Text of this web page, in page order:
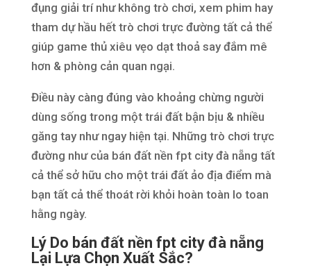
đụng giải trí như không trò chơi, xem phim hay
tham dự hầu hết trò chơi trực đường tất cả thể
giúp game thủ xiêu vẹo dạt thoả say đắm mê
hơn & phòng cản quan ngại.
Điều này càng đúng vào khoảng chừng người
dùng sống trong một trái đất bận bịu & nhiều
găng tay như ngay hiện tại. Những trò chơi trực
đường như của bán đất nền fpt city đà nẵng tất
cả thể sở hữu cho một trái đất ảo địa điểm mà
bạn tất cả thể thoát rời khỏi hoàn toàn lo toan
hằng ngày.
Lý Do bán đất nền fpt city đà nẵng
Lại Lựa Chọn Xuất Sắc?